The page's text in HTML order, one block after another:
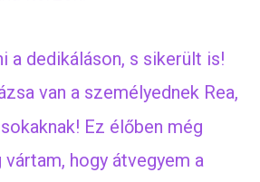
a dedikáláson, s sikerült is!
van a személyednek Rea,
Ez élőben még
hogy átvegyem a